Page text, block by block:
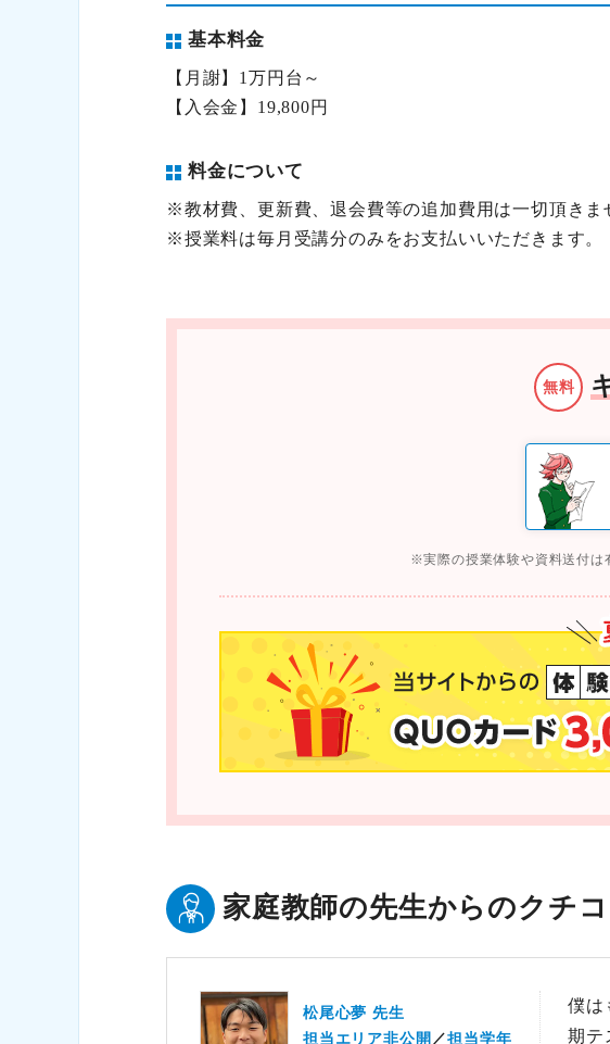
基本料金
【月謝】1万円台～
【入会金】19,800円
料金について
※教材費、更新費、退会費等の追加費用は一切頂きま
※授業料は毎月受講分のみをお支払いいただきます。
無料
実際の授業体験や資料送付は
家庭教師の先生からのクチコ
松尾心夢 先生
担当エリア非公開
担当学年
僕は
期テ